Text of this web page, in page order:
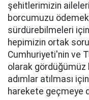
şehitlerimizin
borcumuzu
sürdürebilmeleri
hepimizin ortak
Cumhuriyeti'nin ve
olarak gördüğümüz
adımlar atılması
harekete geçmeye